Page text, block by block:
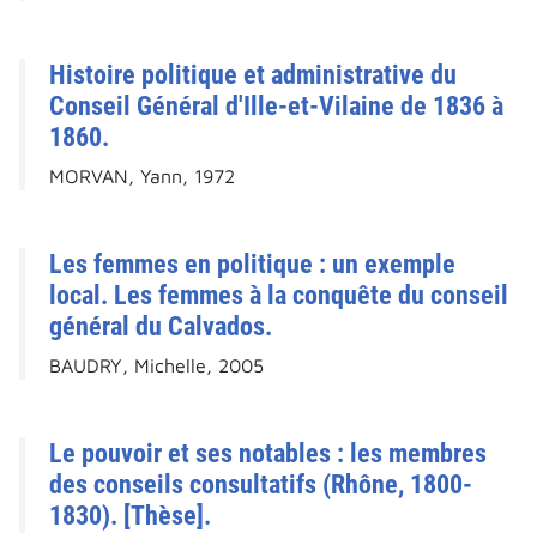
Histoire politique et administrative du
Conseil Général d'Ille-et-Vilaine de 1836 à
1860.
MORVAN, Yann, 1972
Les femmes en politique : un exemple
local. Les femmes à la conquête du conseil
général du Calvados.
BAUDRY, Michelle, 2005
Le pouvoir et ses notables : les membres
des conseils consultatifs (Rhône, 1800-
1830). [Thèse].